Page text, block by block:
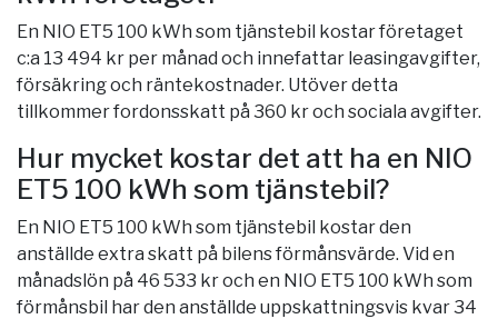
En NIO ET5 100 kWh som tjänstebil kostar företaget
c:a 13 494 kr per månad och innefattar leasingavgifter,
försäkring och räntekostnader. Utöver detta
tillkommer fordonsskatt på 360 kr och sociala avgifter.
Hur mycket kostar det att ha en NIO
ET5 100 kWh som tjänstebil?
En NIO ET5 100 kWh som tjänstebil kostar den
anställde extra skatt på bilens förmånsvärde. Vid en
månadslön på 46 533 kr och en NIO ET5 100 kWh som
förmånsbil har den anställde uppskattningsvis kvar 34